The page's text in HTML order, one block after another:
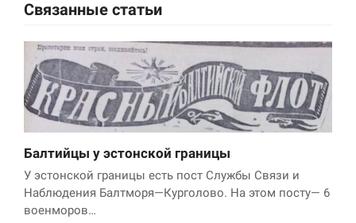
Связанные статьи
Балтийцы у эстонской границы
У эстонской границы есть пост Службы Связи и
Наблюдения Балтморя—Курголово. На этом посту— 6
военморов…